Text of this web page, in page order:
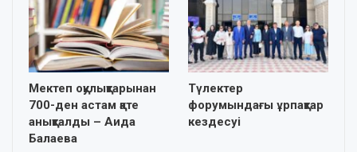
Мектеп оқулықтарынан
700-ден астам қате
анықталды – Аида
Балаева
Түлектер
форумындағы ұрпақтар
кездесуі